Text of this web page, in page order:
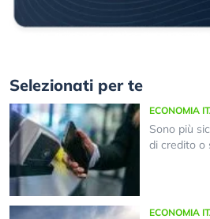
Selezionati per te
ECONOMIA
Sono più
di credito o
ECONOMIA